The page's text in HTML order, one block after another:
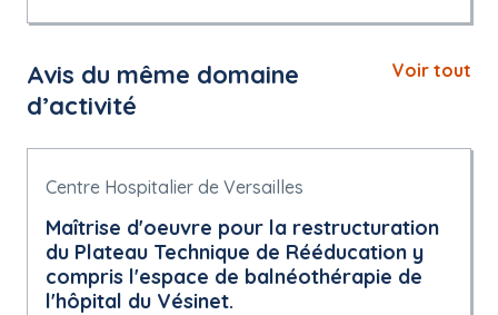
Avis du même domaine
d’activité
Voir tout
Centre Hospitalier de Versailles
Maîtrise d'oeuvre pour la restructuration
du Plateau Technique de Rééducation y
compris l'espace de balnéothérapie de
l'hôpital du Vésinet.